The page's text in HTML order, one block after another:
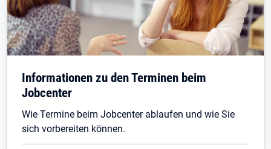
Informationen zu den Terminen beim
Jobcenter
Wie Termine beim Jobcenter ablaufen und wie Sie
sich vorbereiten können.